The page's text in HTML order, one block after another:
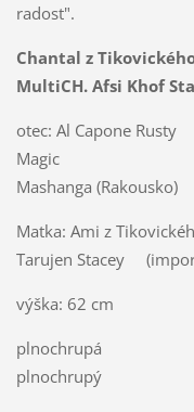
radost".
Chantal z
MultiCH. Afsi Khof
otec: Al Capone Rusty
Magic
Mashanga (Rakousko)
Matka: Ami z
Tarujen Stacey
výška:
plnochrupý